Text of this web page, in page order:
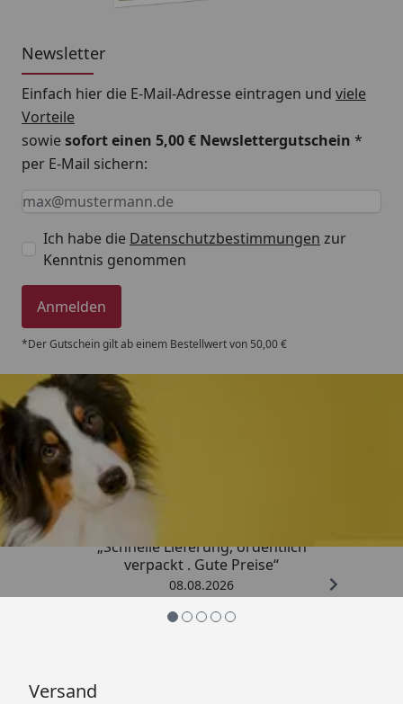
Newsletter
Einfach hier die E-Mail-Adresse eintragen und viele
Vorteile
sowiesofort einen 5,00 € Newslettergutschein *
per E-Mail sichern:
Keine Eingabe erforderlich
Eingabe erforderlich
E-Mail *
Ich habe die Datenschutzbestimmungen zur
Kenntnis genommen
Anmelden
*Der Gutschein gilt ab einem Bestellwert von 50,00 €
Trusted Shops
„Schnelle Lieferung, ordentlich
verpackt . Gute Preise“
08.08.2026
Versand